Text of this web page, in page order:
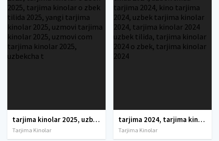
tarjima kinolar 2025, uzbek tarjima kinolar 2025, tarjima kinolar uzbek tilida 2025, tarjima kinolar o zbek 2025, tarjima kinolar o zbek tilida 2025, yangi tarjima kinolar 2025, uzmovi tarjima kinolar 2025, uzmovi com tarjima kinolar 2025, uzbekcha t
Tarjima Kinolar
tarjima 2024, tarjima kinolar 2024, uzbek tarjima 2024, tarjima kinolar tilida tilida 2024, uzbek tilida tarjima 2024, kino tarjima 2024, uzbek tarjima kinolar 2024, tarjima kinolar 2024 uzbek tilida, tarjima kinolar 2024 o zbek, tarjima kinolar 2024
Tarjima Kinolar